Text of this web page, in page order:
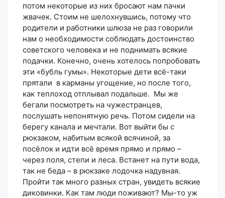
потом некоторые из них бросают нам пачки
жвачек. Стоим не шелохнувшись, потому что
родители и работники шлюза не раз говорили
нам о необходимости соблюдать достоинство
советского человека и не поднимать всякие
подачки. Конечно, очень хотелось попробовать
эти «бубль гумы». Некоторые дети всё-таки
прятали в карманы угощение, но после того,
как теплоход отплывал подальше. Мы же
бегали посмотреть на чужестранцев,
послушать непонятную речь. Потом сидели на
берегу канала и мечтали. Вот выйти бы с
рюкзаком, набитым всякой всячиной, за
посёлок и идти всё время прямо и прямо –
через поля, степи и леса. Встанет на пути вода,
так не беда – в рюкзаке лодочка надувная.
Пройти так много разных стран, увидеть всякие
диковинки. Как там люди поживают? Мы-то уж